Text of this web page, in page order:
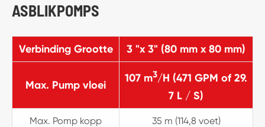
ASBLIKPOMPS
Verbinding Grootte 3 "x 3" (80 mm x 80 mm)
Max. Pump vloei
107 m3/H (471 GPM of 29.
7 L / S)
Max. Pomp kopp 35 m (114,8 voet)